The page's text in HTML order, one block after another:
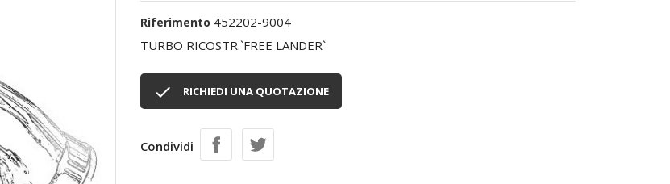
Riferimento 452202-9004
TURBO RICOSTR.`FREE LANDER`
 RICHIEDI UNA QUOTAZIONE
Condividi